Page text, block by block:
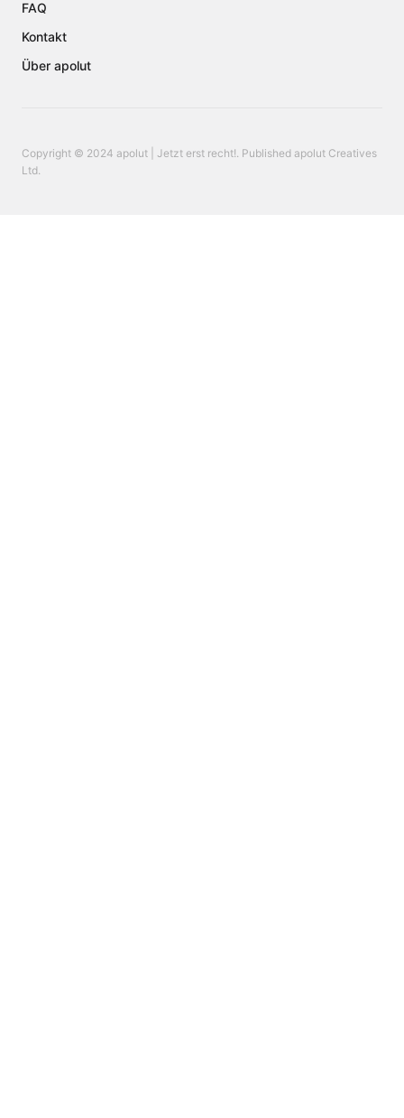
FAQ
Kontakt
Über apolut
Copyright © 2024 apolut | Jetzt erst recht!. Published apolut Creatives
Ltd.